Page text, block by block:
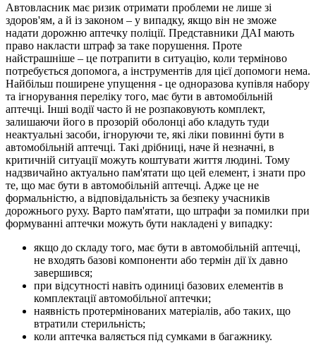
Автовласник має ризик отримати проблеми не лише зі
здоров'ям, а й із законом – у випадку, якщо він не зможе
надати дорожню аптечку поліції. Представники ДАІ мають
право накласти штраф за таке порушення. Проте
найстрашніше – це потрапити в ситуацію, коли терміново
потребується допомога, а інструментів для цієї допомоги нема.
Найбільш поширене упущення - це одноразова купівля набору
та ігнорування переліку того, має бути в автомобільній
аптечці. Інші водії часто й не розпаковують комплект,
залишаючи його в прозорій оболонці або кладуть туди
неактуальні засоби, ігноруючи те, які ліки повинні бути в
автомобільній аптечці. Такі дрібниці, наче й незначні, в
критичній ситуації можуть коштувати життя людині. Тому
надзвичайно актуально пам'ятати що цей елемент, і знати про
те, що має бути в автомобільній аптечці. Адже це не
формальністю, а відповідальність за безпеку учасників
дорожнього руху. Варто пам'ятати, що штрафи за помилки при
формуванні аптечки можуть бути накладені у випадку:
якщо до складу того, має бути в автомобільній аптечці,
не входять базові компоненти або термін дії їх давно
завершився;
при відсутності навіть одиниці базових елементів в
комплектації автомобільної аптечки;
наявність протермінованих матеріалів, або таких, що
втратили стерильність;
коли аптечка валяється під сумками в багажнику.